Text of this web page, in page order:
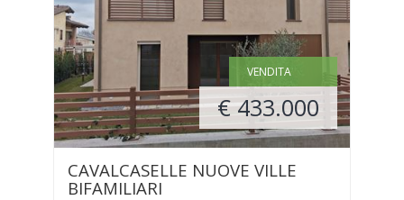
VENDITA
€ 433.000
CAVALCASELLE NUOVE VILLE
BIFAMILIARI